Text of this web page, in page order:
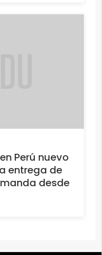
Perú nuevo
entrega de
desde